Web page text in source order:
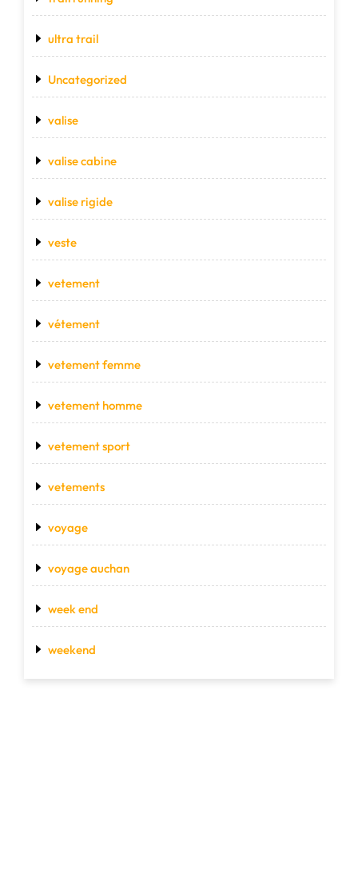
ultra trail
Uncategorized
valise
valise cabine
valise rigide
veste
vetement
vétement
vetement femme
vetement homme
vetement sport
vetements
voyage
voyage auchan
week end
weekend